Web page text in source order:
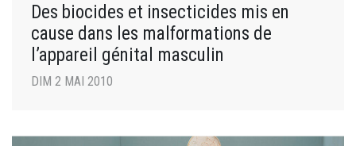
Des biocides et insecticides mis en
cause dans les malformations de
l’appareil génital masculin
DIM 2 MAI 2010